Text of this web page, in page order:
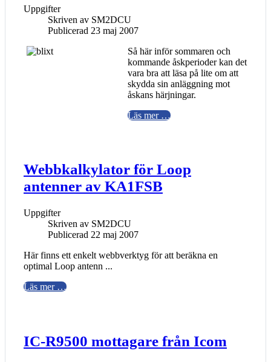
Uppgifter
Skriven av SM2DCU
Publicerad 23 maj 2007
Så här inför sommaren och
kommande åskperioder kan det
vara bra att läsa på lite om att
skydda sin anläggning mot
åskans härjningar.
Läs mer …
Webbkalkylator för Loop
antenner av KA1FSB
Uppgifter
Skriven av SM2DCU
Publicerad 22 maj 2007
Här finns ett enkelt webbverktyg för att beräkna en
optimal Loop antenn ...
Läs mer …
IC-R9500 mottagare från Icom